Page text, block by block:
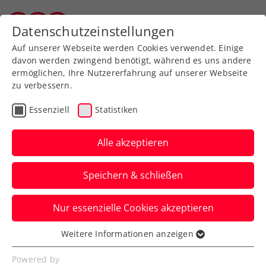
Zurück zur Newsübersicht
Turniere
Favoritensiege bei den
ÖTV-Jugend-
Hallenmeisterschaften
In fünf von sechs Einzelbewerben
gewinnen in Lienz, Hollabrunn und
Oberpullendorf die Topgesetzten.
Verfasst von: Manuel Wachta, 12.03.2024
Datenschutzeinstellungen
Auf unserer Webseite werden Cookies verwendet. Einige
davon werden zwingend benötigt, während es uns andere
ermöglichen, Ihre Nutzererfahrung auf unserer Webseite
zu verbessern.
Essenziell Statistiken
Alle akzeptieren
Speichern & schließen
Nur essenzielle Cookies akzeptieren
Essenziell
Essenzielle Cookies werden für grundlegende
Weitere Informationen anzeigen
Powered by